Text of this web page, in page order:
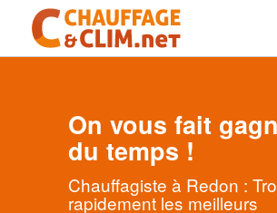
On vous fait
du temps !
Chauffagiste à Redon :
rapidement les meilleurs